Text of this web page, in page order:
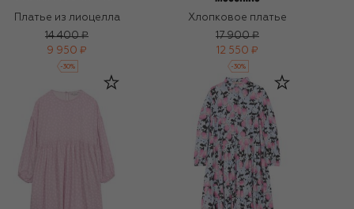
Платье из лиоцелла
14 400 ₽
9 950 ₽
-30%
Хлопковое платье
17 900 ₽
12 550 ₽
-30%